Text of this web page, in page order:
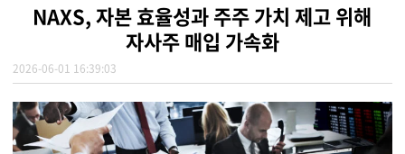
NAXS, 자본 효율성과 주주 가치 제고 위해
자사주 매입 가속화
2026-06-01 16:39:03